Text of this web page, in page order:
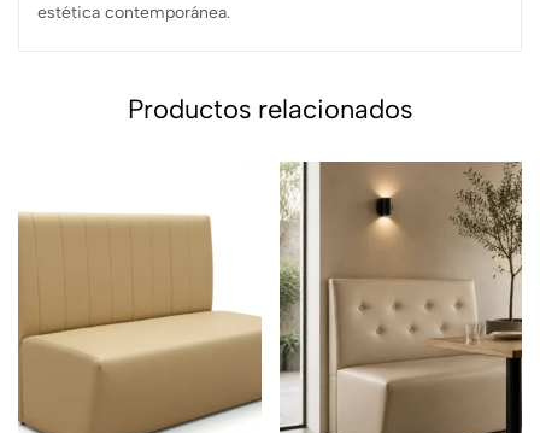
estética contemporánea.
Productos relacionados